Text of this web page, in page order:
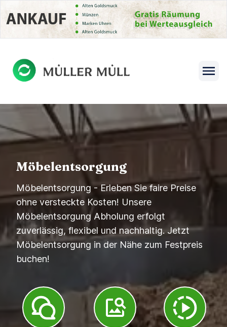
Open
menu
Möbelentsorgung
Möbelentsorgung - Erleben Sie faire Preise
ohne versteckte Kosten! Unsere
Möbelentsorgung Abholung erfolgt
zuverlässig, flexibel und nachhaltig. Jetzt
Möbelentsorgung in der Nähe zum Festpreis
buchen!